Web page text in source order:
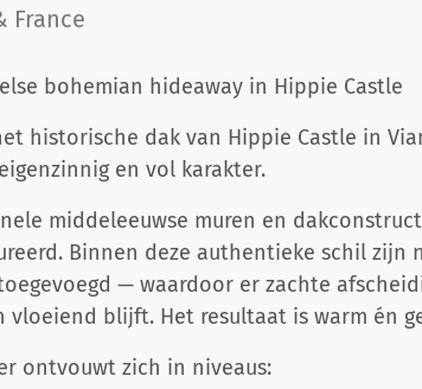
France
bohemian hideaway in Hippie Castle
historische dak van Hippie Castle in
en vol karakter.
middeleeuwse muren en
Binnen deze authentieke schil zijn
— waardoor er zachte
vloeiend blijft. Het resultaat is warm én
ontvouwt zich in niveaus: